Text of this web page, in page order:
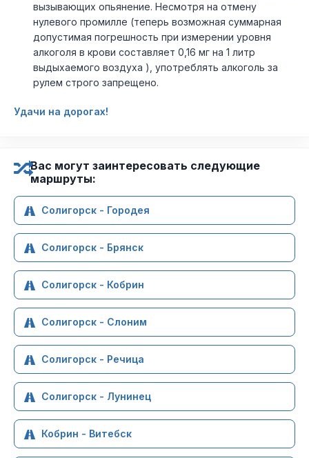
вызывающих опьянение. Несмотря на отмену
нулевого промилле (теперь возможная суммарная
допустимая погрешность при измерении уровня
алкоголя в крови составляет 0,16 мг на 1 литр
выдыхаемого воздуха ), употреблять алкоголь за
рулем строго запрещено.
Удачи на дорогах!
Вас могут заинтересовать следующие
маршруты:
Солигорск - Городея
Солигорск - Брянск
Солигорск - Кобрин
Солигорск - Слоним
Солигорск - Речица
Солигорск - Лунинец
Кобрин - Витебск